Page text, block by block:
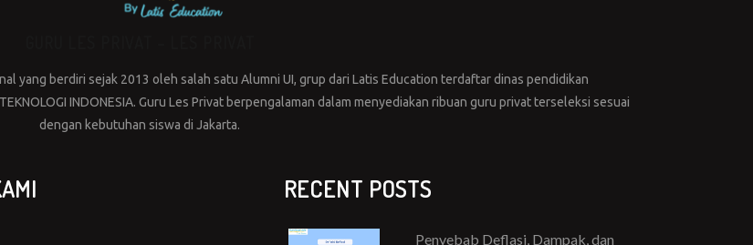
yang berdiri sejak 2013 oleh salah satu Alumni UI, grup dari Latis Education terdaftar dinas pendidikan
INDONESIA. Guru Les Privat berpengalaman dalam menyediakan ribuan guru privat terseleksi sesuai
dengan kebutuhan siswa di Jakarta.
RECENT POSTS
Penyebab Deflasi, Dampak, dan